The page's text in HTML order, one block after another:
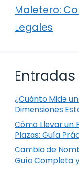
Maletero:
Legales
¿Cuánto Mide
Dimensiones
Cómo Llevar un
Plazas: Guía
Cambio de
Guía Completa